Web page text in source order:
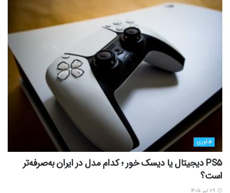
فناوری
PS5 دیجیتال یا دیسک خور ؛ کدام مدل در ایران به‌صرفه‌تر
است؟